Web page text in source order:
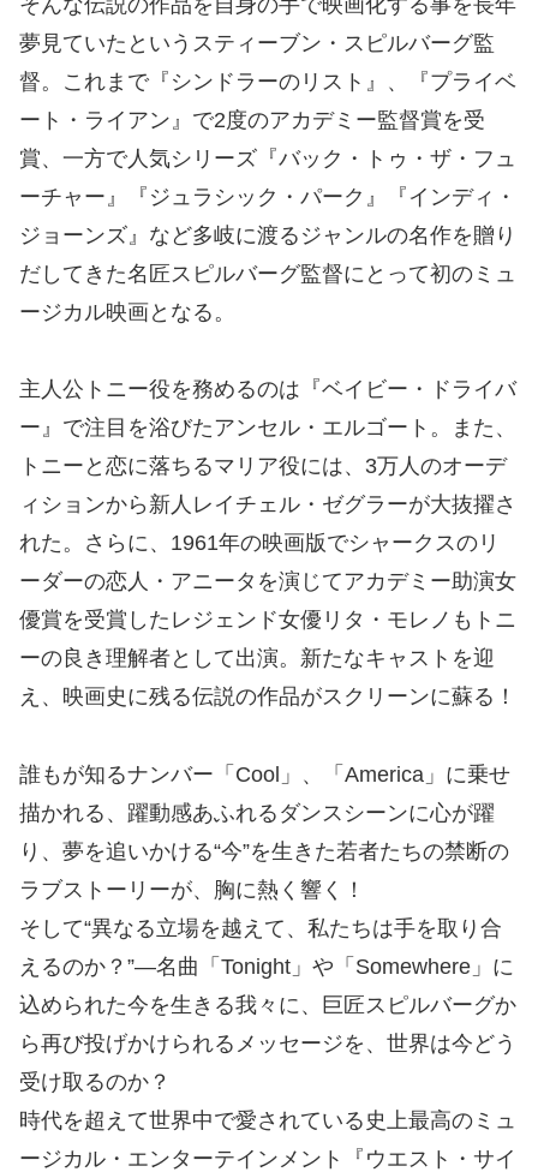
夢見ていたというスティーブン・スピルバーグ監
督。これまで『シンドラーのリスト』、『プライベ
ート・ライアン』で2度のアカデミー監督賞を受
賞、一方で人気シリーズ『バック・トゥ・ザ・フュ
ーチャー』『ジュラシック・パーク』『インディ・
ジョーンズ』など多岐に渡るジャンルの名作を贈り
だしてきた名匠スピルバーグ監督にとって初のミュ
ージカル映画となる。
主人公トニー役を務めるのは『ベイビー・ドライバ
ー』で注目を浴びたアンセル・エルゴート。また、
トニーと恋に落ちるマリア役には、3万人のオーデ
ィションから新人レイチェル・ゼグラーが大抜擢さ
れた。さらに、1961年の映画版でシャークスのリ
ーダーの恋人・アニータを演じてアカデミー助演女
優賞を受賞したレジェンド女優リタ・モレノもトニ
ーの良き理解者として出演。新たなキャストを迎
え、映画史に残る伝説の作品がスクリーンに蘇る！
誰もが知るナンバー「Cool」、「America」に乗せ
描かれる、躍動感あふれるダンスシーンに心が躍
り、夢を追いかける“今”を生きた若者たちの禁断の
ラブストーリーが、胸に熱く響く！
そして“異なる立場を越えて、私たちは手を取り合
えるのか？”―名曲「Tonight」や「Somewhere」に
込められた今を生きる我々に、巨匠スピルバーグか
ら再び投げかけられるメッセージを、世界は今どう
受け取るのか？
時代を超えて世界中で愛されている史上最高のミュ
ージカル・エンターテインメント『ウエスト・サイ